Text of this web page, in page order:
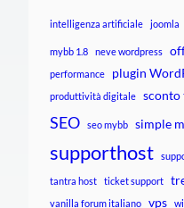
intelligenza artificiale joomla
mybb 1.8 neve wordpress
performance
plugin
produttività digitale
sconto
SEO seo mybb simple
supporthost
tantra host ticket support
vanilla forum italiano vps